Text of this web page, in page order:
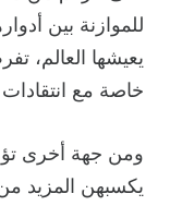
للموازنة بين
يعيشها العالم،
خاصة مع
ومن جهة أخرى
يكسبهن المزيد